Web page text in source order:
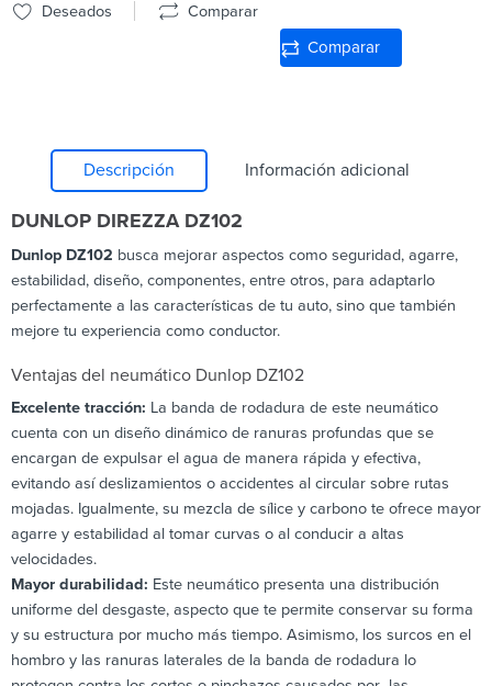
Deseados Comparar
Comparar
Descripción Información adicional
DUNLOP DIREZZA DZ102
Dunlop DZ102 busca mejorar aspectos como seguridad, agarre,
estabilidad, diseño, componentes, entre otros, para adaptarlo
perfectamente a las características de tu auto, sino que también
mejore tu experiencia como conductor.
Ventajas del neumático Dunlop DZ102
Excelente tracción: La banda de rodadura de este neumático
cuenta con un diseño dinámico de ranuras profundas que se
encargan de expulsar el agua de manera rápida y efectiva,
evitando así deslizamientos o accidentes al circular sobre rutas
mojadas. Igualmente, su mezcla de sílice y carbono te ofrece mayor
agarre y estabilidad al tomar curvas o al conducir a altas
velocidades.
Mayor durabilidad: Este neumático presenta una distribución
uniforme del desgaste, aspecto que te permite conservar su forma
y su estructura por mucho más tiempo. Asimismo, los surcos en el
hombro y las ranuras laterales de la banda de rodadura lo